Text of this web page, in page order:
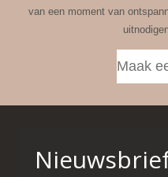
van een moment van
Maak